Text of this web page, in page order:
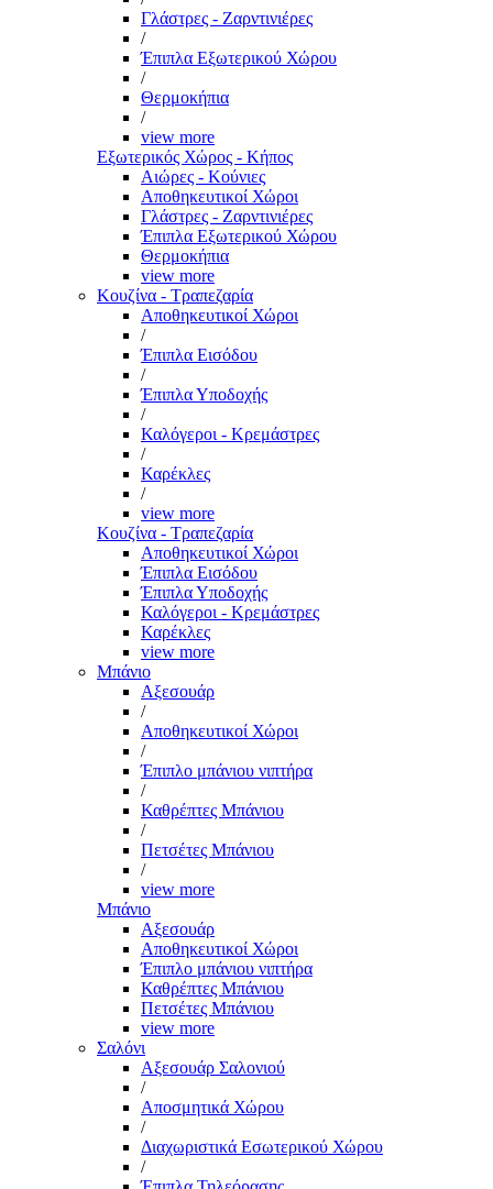
Γλάστρες - Ζαρντινιέρες
/
Έπιπλα Εξωτερικού Χώρου
/
Θερμοκήπια
/
view more
Εξωτερικός Χώρος - Κήπος
Αιώρες - Κούνιες
Αποθηκευτικοί Χώροι
Γλάστρες - Ζαρντινιέρες
Έπιπλα Εξωτερικού Χώρου
Θερμοκήπια
view more
Κουζίνα - Τραπεζαρία
Αποθηκευτικοί Χώροι
/
Έπιπλα Εισόδου
/
Έπιπλα Υποδοχής
/
Καλόγεροι - Κρεμάστρες
/
Καρέκλες
/
view more
Κουζίνα - Τραπεζαρία
Αποθηκευτικοί Χώροι
Έπιπλα Εισόδου
Έπιπλα Υποδοχής
Καλόγεροι - Κρεμάστρες
Καρέκλες
view more
Μπάνιο
Αξεσουάρ
/
Αποθηκευτικοί Χώροι
/
Έπιπλο μπάνιου νιπτήρα
/
Καθρέπτες Μπάνιου
/
Πετσέτες Μπάνιου
/
view more
Μπάνιο
Αξεσουάρ
Αποθηκευτικοί Χώροι
Έπιπλο μπάνιου νιπτήρα
Καθρέπτες Μπάνιου
Πετσέτες Μπάνιου
view more
Σαλόνι
Αξεσουάρ Σαλονιού
/
Αποσμητικά Χώρου
/
Διαχωριστικά Εσωτερικού Χώρου
/